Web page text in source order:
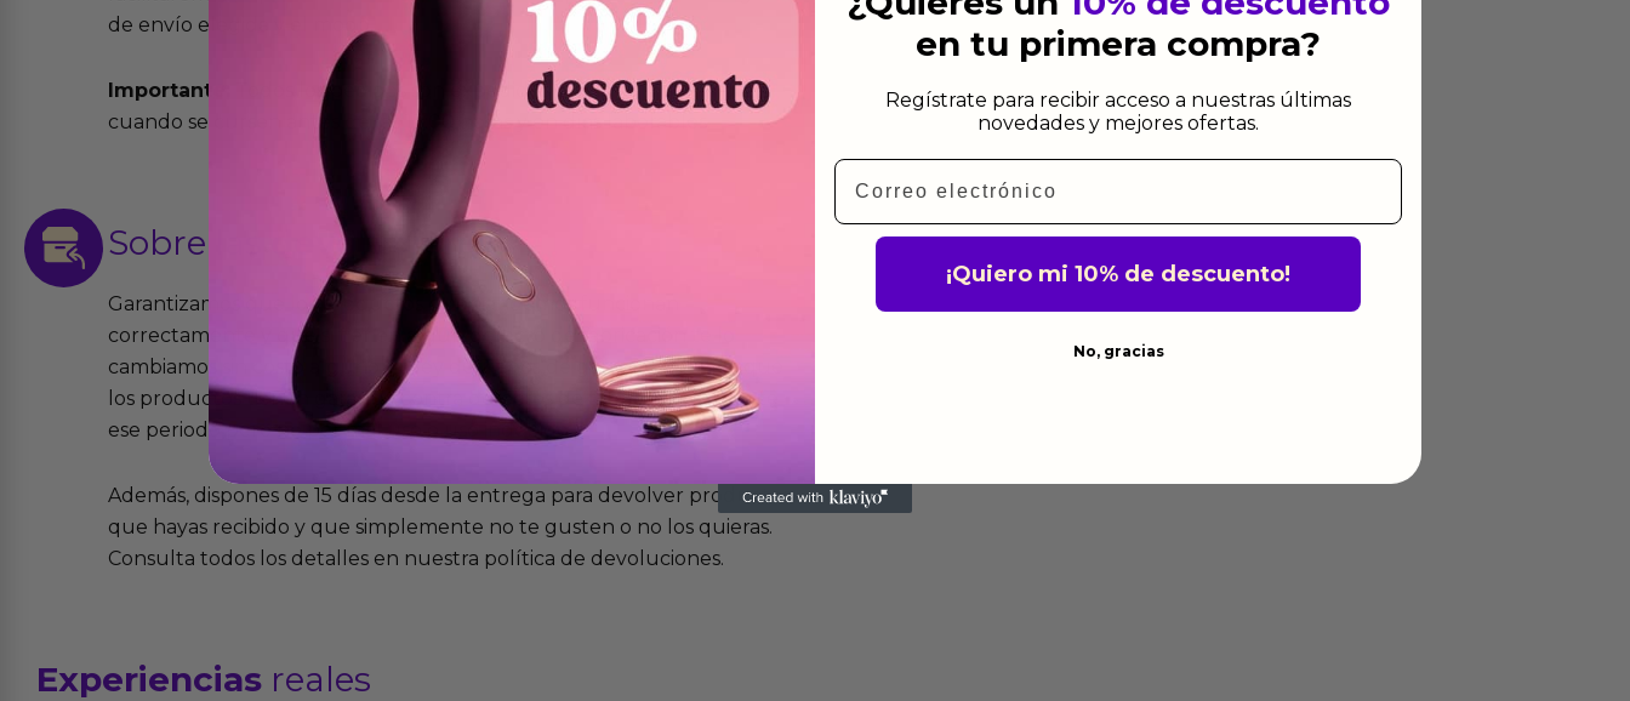
de envío elegida y el modo.
Importante:
Todos los pedidos son expedidos el mismo dia siempre y
cuando se cursen antes de las 13:00 horas y en días laborables.
Sobre las devoluciones
Garantizamos que los productos que vendemos funcionan
correctamente y que si tienen algún defecto de fabricación te lo
cambiamos sin costo alguno. La ley de 2 años de garantía significa que
los productos tienen garantía contra defectos de fabricación durante
ese periodo pero no por mal uso o uso indebido.
Además, dispones de 15 días desde la entrega para devolver productos
que hayas recibido y que simplemente no te gusten o no los quieras.
Consulta todos los detalles en nuestra política de devoluciones.
Experiencias reales
en tu primera compra?
Regístrate para recibir acceso a nuestras últimas
novedades y mejores ofertas.
Email
¡Quiero mi 10% de descuento!
No, gracias